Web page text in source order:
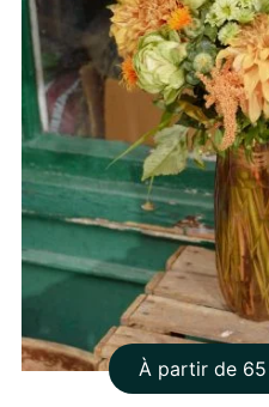
À partir de 65